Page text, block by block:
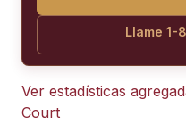
Llame
Ver estadísticas
Court